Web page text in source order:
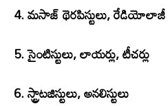
4. మసాజ్ థెరపిస్టులు, రేడియోలాజీ
5. సైంటిస్టులు, లాయర్లు, టీచర్లు
6. స్ట్రాటజిస్టులు, అనలిస్టులు